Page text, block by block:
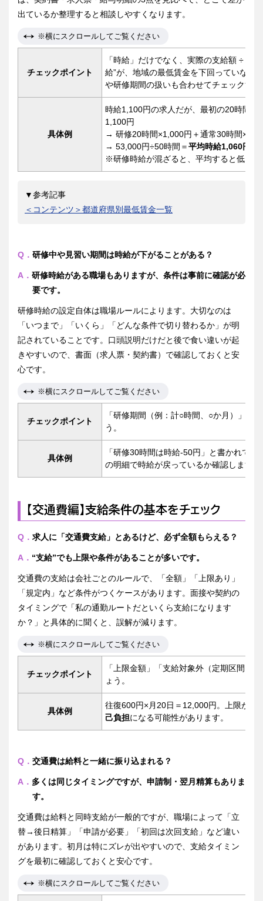
出ているか整理すると相談しやすくなります。
※横にスクロールしてご覧ください
チェックポイント
「時給」だけでなく、実際の支給額 ÷ 実
給”が、地域の最低賃金を下回っていない
や研修期間の扱いも合わせてチェックす
具体例
時給1,100円の求人だが、最初の20時間は
1,100円
→ 研修20時間×1,000円＋通常30時間
→ 53,000円÷50時間＝平均時給1,060円
※研修時給が混ざると、平均すると低く
▼参考記事
＜コンテンツ＞都道府県別最低賃金一覧
Q． 研修中や見習い期間は時給が下がることがある？
A． 研修時給がある職場もありますが、条件は事前に確認が必
要です。
研修時給の設定自体は職場ルールによります。大切なのは
「いつまで」「いくら」「どんな条件で切り替わるか」が明
記されていることです。口頭説明だけだと後で食い違いが起
きやすいので、書面（求人票・契約書）で確認しておくと安
心です。
※横にスクロールしてご覧ください
チェックポイント
「研修期間（例：計○時間、○か月）」が
う。
具体例
「研修30時間は時給-50円」と書かれて
の明細で時給が戻っているか確認します。
【交通費編】支給条件の基本をチェック
Q． 求人に「交通費支給」とあるけど、必ず全額もらえる？
A． “支給”でも上限や条件があることが多いです。
交通費の支給は会社ごとのルールで、「全額」「上限あり」
「規定内」など条件がつくケースがあります。面接や契約の
タイミングで「私の通勤ルートだといくら支給になります
か？」と具体的に聞くと、誤解が減ります。
※横にスクロールしてご覧ください
チェックポイント
「上限金額」「支給対象外（定期区間内
ょう。
具体例
往復600円×月20日＝12,000円。上限が月
己負担になる可能性があります。
Q． 交通費は給料と一緒に振り込まれる？
A． 多くは同じタイミングですが、申請制・翌月精算もありま
す。
交通費は給料と同時支給が一般的ですが、職場によって「立
替→後日精算」「申請が必要」「初回は次回支給」など違い
があります。初月は特にズレが出やすいので、支給タイミン
グを最初に確認しておくと安心です。
※横にスクロールしてご覧ください